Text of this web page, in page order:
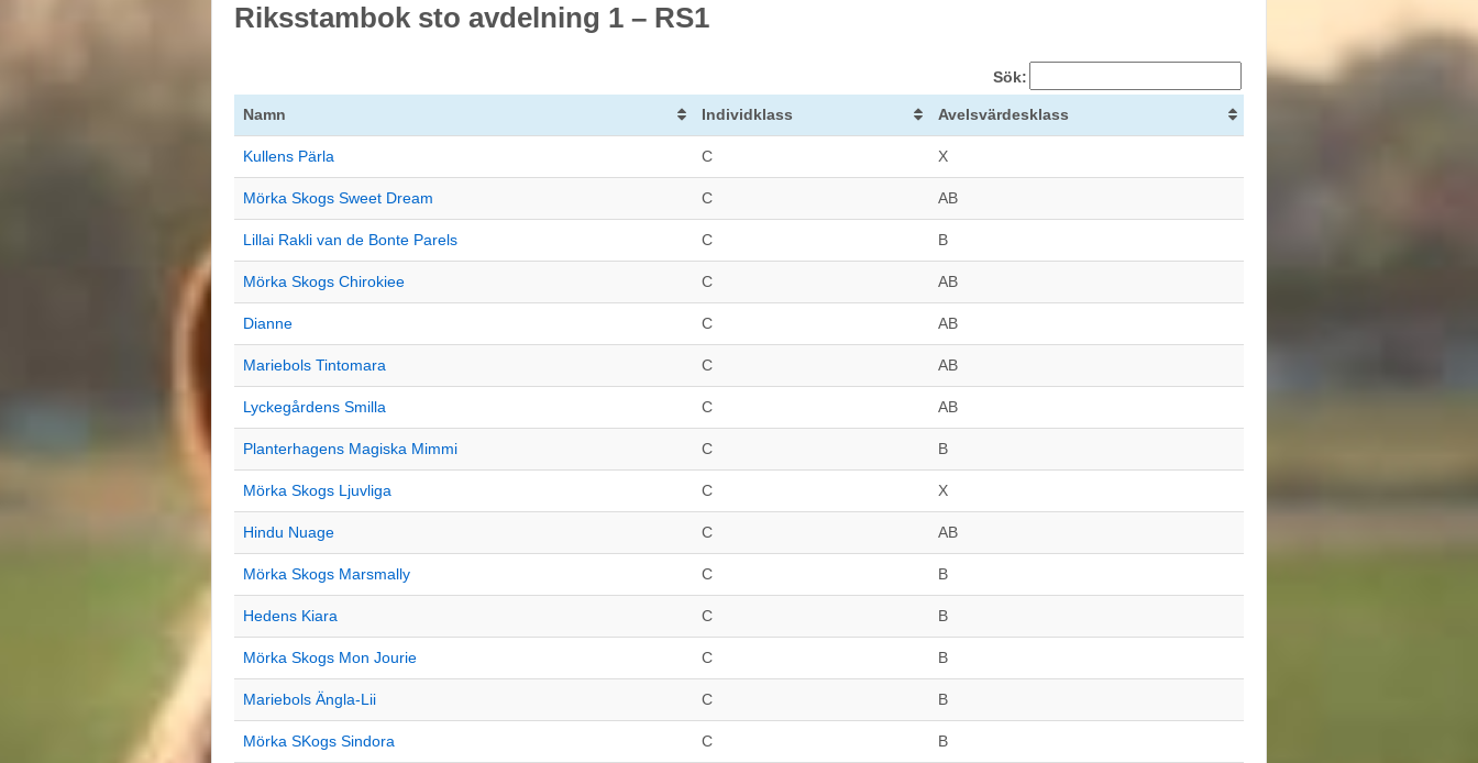
Riksstambok sto avdelning 1 – RS1
Sök:
Namn Individklass Avelsvärdesklass
Kullens Pärla C X
Mörka Skogs Sweet Dream C AB
Lillai Rakli van de Bonte Parels C B
Mörka Skogs Chirokiee C AB
Dianne C AB
Mariebols Tintomara C AB
Lyckegårdens Smilla C AB
Planterhagens Magiska Mimmi C B
Mörka Skogs Ljuvliga C X
Hindu Nuage C AB
Mörka Skogs Marsmally C B
Hedens Kiara C B
Mörka Skogs Mon Jourie C B
Mariebols Ängla-Lii C B
Mörka SKogs Sindora C B